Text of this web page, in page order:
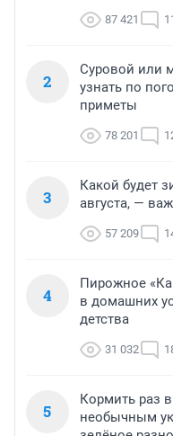
87 421
2
Суровой или
узнать по
приметы
78 201
3
Какой будет
августа, —
57 209
4
Пирожное
в домашних
детства
31 032
5
Кормить раз
необычным